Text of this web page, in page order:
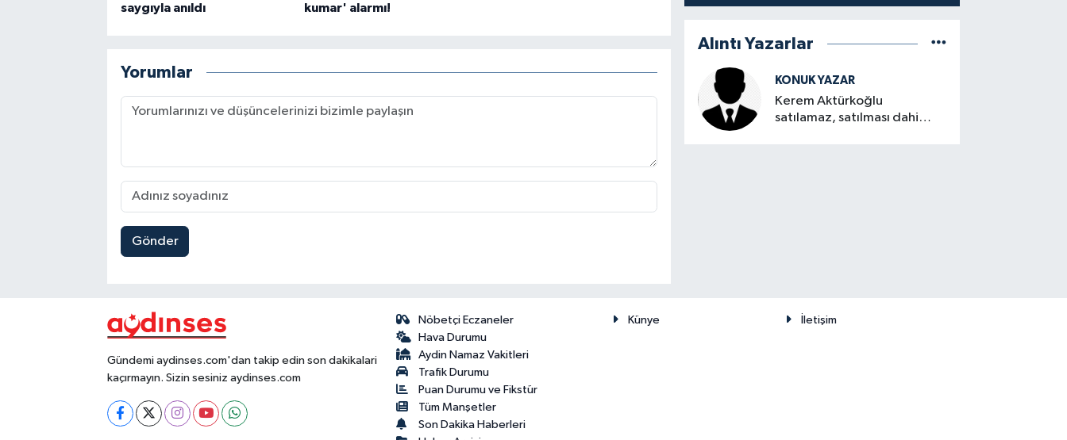
saygıyla anıldı
kumar' alarmı!
Yorumlar
Gönder
Alıntı Yazarlar
KONUK YAZAR
Kerem Aktürkoğlu
satılamaz, satılması dahi
Gündemi aydinses.com'dan takip edin son dakikalari
kaçırmayın. Sizin sesiniz aydinses.com
Nöbetçi Eczaneler
Hava Durumu
Aydin Namaz Vakitleri
Trafik Durumu
Puan Durumu ve Fikstür
Tüm Manşetler
Son Dakika Haberleri
Künye İletişim